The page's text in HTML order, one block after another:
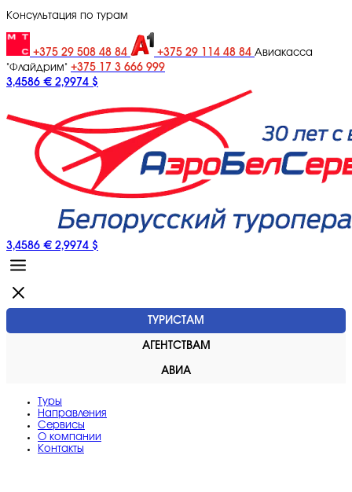
Консультация по турам
+375 29 508 48 84 +375 29 114 48 84 Авиакасса
"Флайдрим" +375 17 3 666 999
3,4586 € 2,9974 $
3,4586 € 2,9974 $
ТУРИСТАМ
АГЕНТСТВАМ
АВИА
Туры
Направления
Сервисы
O компании
Контакты